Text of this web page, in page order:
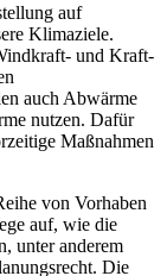
auf
Klimaziele.
und Kraft-
auch Abwärme
nutzen. Dafür
Maßnahmen
von Vorhaben
auf, wie die
unter anderem
Die